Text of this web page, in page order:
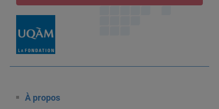
À propos